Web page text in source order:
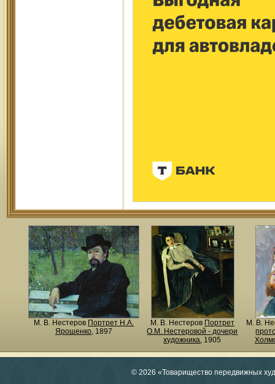
М. В. Нестеров Портрет Н.А.
Ярошенко, 1897
М. В. Нестеров Портрет
О.М. Нестеровой - дочери
художника, 1905
М. В.
© 2026 «Товарищество передвижных